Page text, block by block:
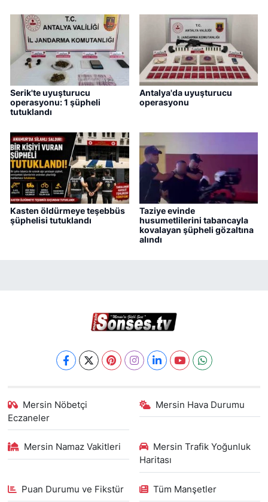
Serik'te uyuşturucu
operasyonu: 1 şüpheli
tutuklandı
Antalya'da uyuşturucu
operasyonu
Kasten öldürmeye teşebbüs
şüphelisi tutuklandı
Taziye evinde
husumetlilerini tabancayla
kovalayan şüpheli gözaltına
alındı
Mersin Nöbetçi
Eczaneler
Mersin Hava Durumu
Mersin Namaz Vakitleri
Mersin Trafik Yoğunluk
Haritası
Puan Durumu ve Fikstür Tüm Manşetler